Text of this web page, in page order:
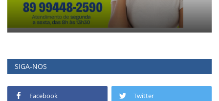
SIGA-NOS
Facebook Twitter